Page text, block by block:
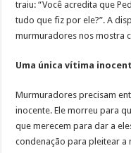
traiu: “Você acredita que
tudo que fiz por ele?”. A
murmuradores nos mostra
Uma única vítima
Murmuradores precisam
inocente. Ele morreu para
que merecem para dar a
condenação para pleitear a